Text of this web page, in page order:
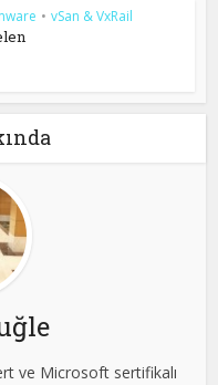
• vSan & VxRail
ve Microsoft sertifikalı